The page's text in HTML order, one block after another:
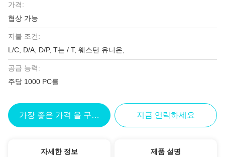
가격:
협상 가능
지불 조건:
L/C, D/A, D/P, T는 / T, 웨스턴 유니온,
공급 능력:
주당 1000 PC를
가장 좋은 가격 을 구하라 지금 연락하세요
자세한 정보 제품 설명